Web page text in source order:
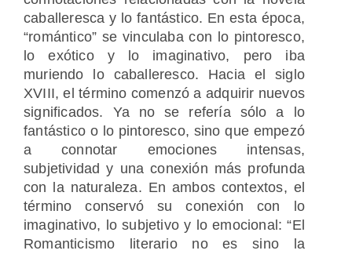
caballeresca y lo fantástico. En esta época,
“romántico” se vinculaba con lo pintoresco,
lo exótico y lo imaginativo, pero iba
muriendo lo caballeresco. Hacia el siglo
XVIII, el término comenzó a adquirir nuevos
significados. Ya no se refería sólo a lo
fantástico o lo pintoresco, sino que empezó
a connotar emociones intensas,
subjetividad y una conexión más profunda
con la naturaleza. En ambos contextos, el
término conservó su conexión con lo
imaginativo, lo subjetivo y lo emocional: “El
Romanticismo literario no es sino la